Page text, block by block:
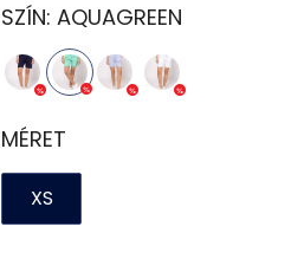
SZÍN: AQUAGREEN
MÉRET
XS